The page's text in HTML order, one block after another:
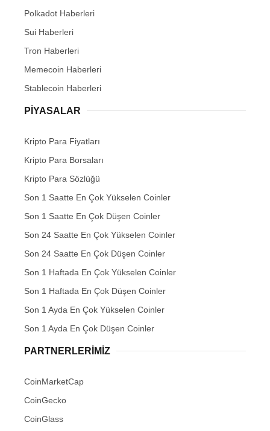
Polkadot Haberleri
Sui Haberleri
Tron Haberleri
Memecoin Haberleri
Stablecoin Haberleri
PIYASALAR
Kripto Para Fiyatları
Kripto Para Borsaları
Kripto Para Sözlüğü
Son 1 Saatte En Çok Yükselen Coinler
Son 1 Saatte En Çok Düşen Coinler
Son 24 Saatte En Çok Yükselen Coinler
Son 24 Saatte En Çok Düşen Coinler
Son 1 Haftada En Çok Yükselen Coinler
Son 1 Haftada En Çok Düşen Coinler
Son 1 Ayda En Çok Yükselen Coinler
Son 1 Ayda En Çok Düşen Coinler
PARTNERLERIMIZ
CoinMarketCap
CoinGecko
CoinGlass